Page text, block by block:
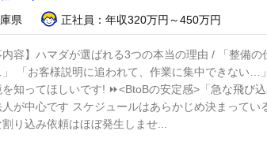
県 正社員：年収320万円～450万円
内容】ハマダが選ばれる3つの本当の理由 / 「整備
「お客様説明に追われて、作業に集中できない…
知ってほしいです! ⏩<BtoBの安定感>「急な飛び
人が中心です スケジュールはあらかじめ決まってい
り込み依頼はほぼ発生しませ...